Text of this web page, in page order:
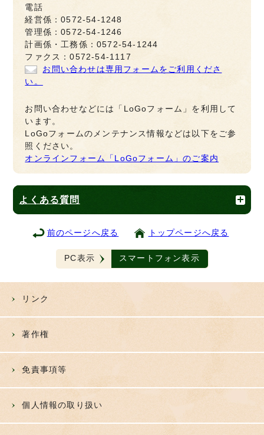
電話
経営係：0572-54-1248
管理係：0572-54-1246
計画係・工務係：0572-54-1244
ファクス：0572-54-1117
お問い合わせは専用フォームをご利用くださ
い。
お問い合わせなどには「LoGoフォーム」を利用して
います。
LoGoフォームのメンテナンス情報などは以下をご参
照ください。
オンラインフォーム「LoGoフォーム」のご案内
よくある質問
前のページへ戻る トップページへ戻る
PC表示 スマートフォン表示
リンク
著作権
免責事項等
個人情報の取り扱い